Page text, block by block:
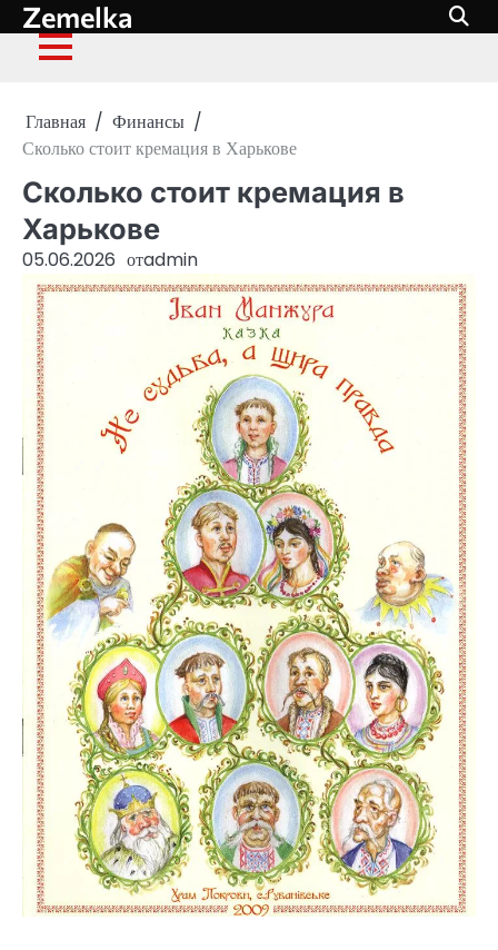
Перейти
к
содержимому
Zemelka
Главная
Финансы
Сколько стоит кремация в Харькове
Сколько стоит кремация в
Харькове
05.06.2026 отadmin